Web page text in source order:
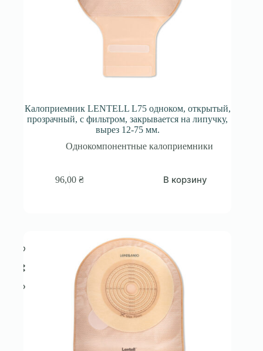
Калоприемник LENTELL L75 одноком, открытый,
прозрачный, с фильтром, закрывается на липучку,
вырез 12-75 мм.
Однокомпонентные калоприемники
96,00₴ В корзину